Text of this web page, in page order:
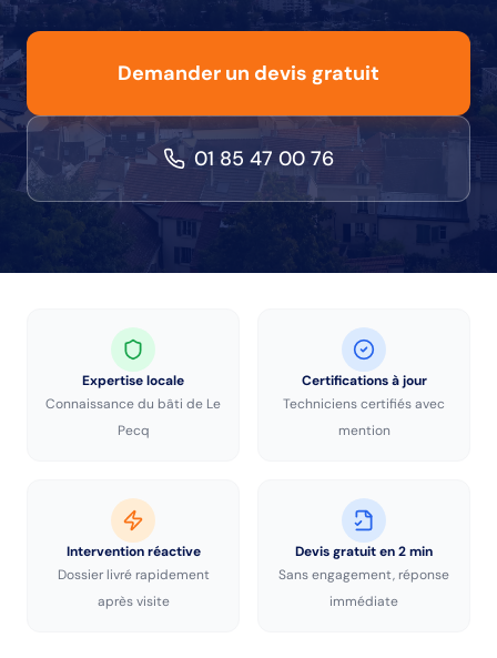
Demander un devis gratuit
01 85 47 00 76
Expertise locale
Connaissance du bâti de Le
Pecq
Certifications à jour
Techniciens certifiés avec
mention
Intervention réactive
Dossier livré rapidement
après visite
Devis gratuit en 2 min
Sans engagement, réponse
immédiate